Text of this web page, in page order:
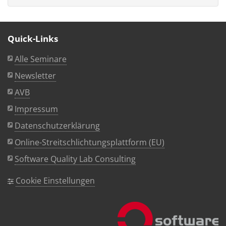
Quick-Links
Alle Seminare
Newsletter
AVB
Impressum
Datenschutzerklärung
Online-Streitschlichtungsplattform (EU)
Software Quality Lab Consulting
Cookie Einstellungen